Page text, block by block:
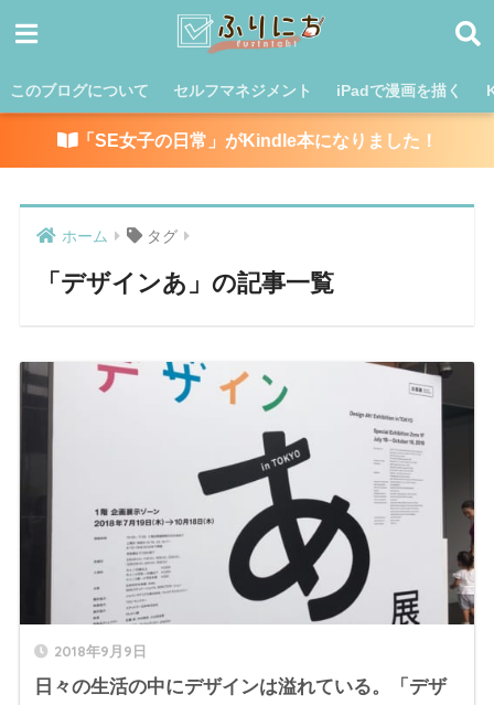
このブログについて セルフマネジメント iPadで漫画を描く
「SE女子の日常」がKindle本になりました！
ホーム タグ
「デザインあ」の記事一覧
2018年9月9日
日々の生活の中にデザインは溢れている。「デザ